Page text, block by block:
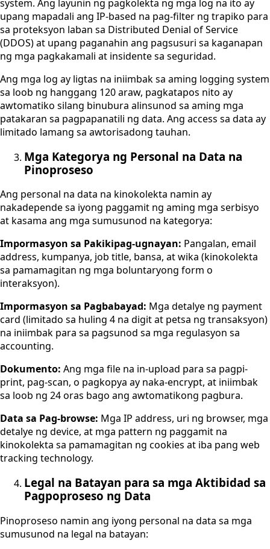
system. Ang layunin ng pagkolekta ng mga log na ito ay
upang mapadali ang IP-based na pag-filter ng trapiko para
sa proteksyon laban sa Distributed Denial of Service
(DDOS) at upang paganahin ang pagsusuri sa kaganapan
ng mga pagkakamali at insidente sa seguridad.
Ang mga log ay ligtas na iniimbak sa aming logging system
sa loob ng hanggang 120 araw, pagkatapos nito ay
awtomatiko silang binubura alinsunod sa aming mga
patakaran sa pagpapanatili ng data. Ang access sa data ay
limitado lamang sa awtorisadong tauhan.
Mga Kategorya ng Personal na Data na
Pinoproseso
Ang personal na data na kinokolekta namin ay
nakadepende sa iyong paggamit ng aming mga serbisyo
at kasama ang mga sumusunod na kategorya:
Impormasyon sa Pakikipag-ugnayan: Pangalan, email
address, kumpanya, job title, bansa, at wika (kinokolekta
sa pamamagitan ng mga boluntaryong form o
interaksyon).
Impormasyon sa Pagbabayad: Mga detalye ng payment
card (limitado sa huling 4 na digit at petsa ng transaksyon)
na iniimbak para sa pagsunod sa mga regulasyon sa
accounting.
Dokumento: Ang mga file na in-upload para sa pagpi-
print, pag-scan, o pagkopya ay naka-encrypt, at iniimbak
sa loob ng 24 oras bago ang awtomatikong pagbura.
Data sa Pag-browse: Mga IP address, uri ng browser, mga
detalye ng device, at mga pattern ng paggamit na
kinokolekta sa pamamagitan ng cookies at iba pang web
tracking technology.
Legal na Batayan para sa mga Aktibidad sa
Pagpoproseso ng Data
Pinoproseso namin ang iyong personal na data sa mga
sumusunod na legal na batayan: